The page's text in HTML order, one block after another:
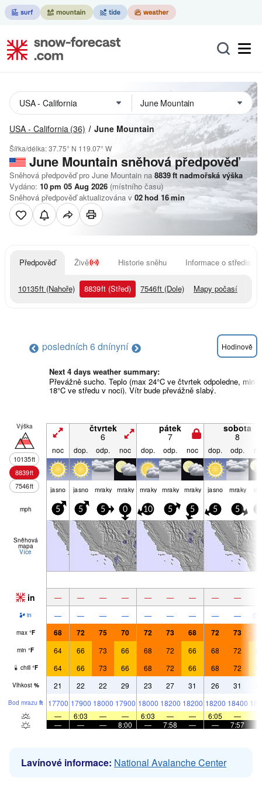
USA - California (36) June Mountain
Šířka/délka:37.75° N 119.07° W
June Mountain sněhová předpověď
Sněhová předpověď pro June Mountain na 8839ft nadmořská výška
Vydáno: 10 pm 05 Aug 2026 (místního času)
Sněhová předpověď aktualizována v 02hod 16min
Předpověď Živě Historie sněhu Informace o středisku
10135ft (Nahoře) 8839ft (Střed) 7546ft (Dole) Mapy počasí
posledních 6 dnínyní Hodinově
Next 4 days weather summary:
Převážně sucho. Teplo (max 24°C ve čtvrtek odpoledne, min
18°C ve středu v noci). Vítr bude převážně slabý.
Výška
10135ft
8839ft
7546ft
čtvrtek
6
pátek
7
sobota
8
noc dop. odp. noc dop. odp. noc dop. odp.
jasno jasno mraky mraky mraky mraky mraky jasno mraky
mph 5 5 5 0 10 5 5 5 5
Sněhová
mapa
Více
in — — — — — — — — —
in — — — — — — — — —
max °F 68 72 75 70 72 73 68 72 73
min °F 64 66 73 66 68 72 66 68 72
chill °F 64 66 73 66 68 72 66 68 72
Vlhkost % 21 22 22 29 23 27 31 26 31
Bod mrazu ft 17700 17900 18000 17900 18000 18200 18200 18200 18400
—
6:03 — — 6:03 — — 6:05 —
—
— — 8:00 — 7:58 — — 7:57
Lavínové informace: National Avalanche Center